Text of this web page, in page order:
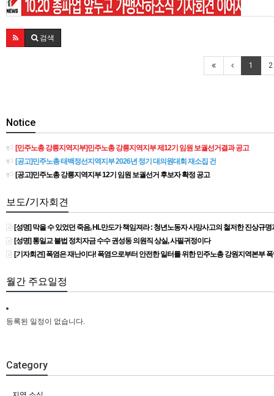
검색
1 2
Notice
[민주노총 강릉지역지부]민주노총 강릉지역지부 제12기 임원 보궐선거결과 공고
[공고]민주노총 태백정선지역지부 2026년 정기 대의원대회 재소집 건
[공고]민주노총 강릉지역지부 12기 임원 보궐선거 후보자 확정 공고
보도/기자회견
[성명] 막을 수 있었던 죽음, HL만도가 책임져라 : 청년노동자 사망사고의 철저한 진상규
[성명] 통일교 불법 정치자금 수수 권성동 의원직 상실, 사필귀정이다
[기자회견] 폭염은 재난이다! 폭염으로부터 안전한 일터를 위한 민주노총 강원지역본부
월간 주요일정
등록된 일정이 없습니다.
Category